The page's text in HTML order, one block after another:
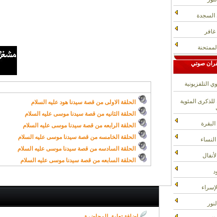
الحلقة الاولى من قصة سيدنا هود عليه السلام
الحلقة الثانيه من قصة سيدنا موسى عليه السلام
الحلقة الرابعه من قصة سيدنا موسى عليه السلام
الحلقة الخامسه من قصة سيدنا موسى عليه السلام
الحلقة السادسه من قصة سيدنا موسى عليه السلام
الحلقة السابعه من قصة سيدنا موسى عليه السلام
السجدة
صوتي
التلفزيونية
المئوية